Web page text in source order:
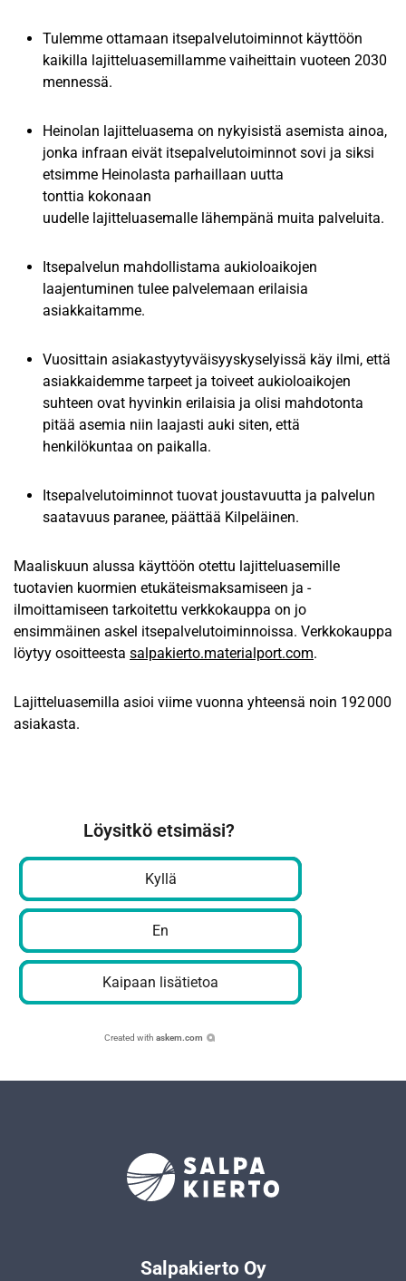
Tulemme ottamaan itsepalvelutoiminnot käyttöön
kaikilla lajitteluasemillamme vaiheittain vuoteen 2030
mennessä.
Heinolan lajitteluasema on nykyisistä asemista ainoa,
jonka infraan eivät itsepalvelutoiminnot sovi ja siksi
etsimme Heinolasta parhaillaan uutta
tonttia kokonaan
uudelle lajitteluasemalle lähempänä muita palveluita.
Itsepalvelun mahdollistama aukioloaikojen
laajentuminen tulee palvelemaan erilaisia
asiakkaitamme.
Vuosittain asiakastyytyväisyyskyselyissä käy ilmi, että
asiakkaidemme tarpeet ja toiveet aukioloaikojen
suhteen ovat hyvinkin erilaisia ja olisi mahdotonta
pitää asemia niin laajasti auki siten, että
henkilökuntaa on paikalla.
Itsepalvelutoiminnot tuovat joustavuutta ja palvelun
saatavuus paranee, päättää Kilpeläinen.
Maaliskuun alussa käyttöön otettu lajitteluasemille
tuotavien kuormien etukäteismaksamiseen ja -
ilmoittamiseen tarkoitettu verkkokauppa on jo
ensimmäinen askel itsepalvelutoiminnoissa. Verkkokauppa
löytyy osoitteesta salpakierto.materialport.com.
Lajitteluasemilla asioi viime vuonna yhteensä noin 192 000
asiakasta.
Löysitkö etsimäsi?
Kyllä
En
Kaipaan lisätietoa
Created with askem.com
Salpakierto Oy